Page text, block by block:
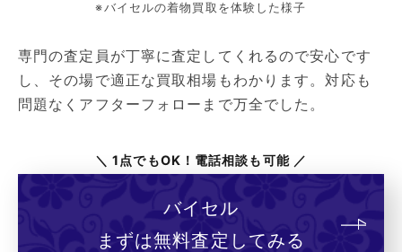
※バイセルの着物買取を体験した様子
専門の査定員が丁寧に査定してくれるので安心です
し、その場で適正な買取相場もわかります。対応も
問題なくアフターフォローまで万全でした。
＼ 1点でもOK！電話相談も可能 ／
バイセル
まずは無料査定してみる